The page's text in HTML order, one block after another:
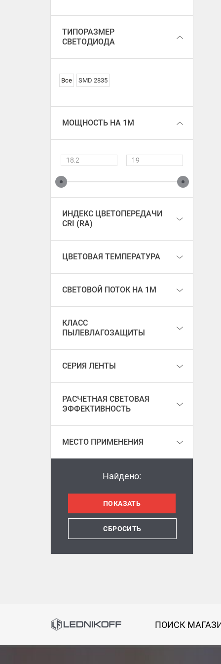
ТИПОРАЗМЕР
СВЕТОДИОДА
Все SMD 2835
МОЩНОСТЬ НА 1М
ИНДЕКС ЦВЕТОПЕРЕДАЧИ
CRI (RA)
ЦВЕТОВАЯ ТЕМПЕРАТУРА
СВЕТОВОЙ ПОТОК НА 1М
КЛАСС
ПЫЛЕВЛАГОЗАЩИТЫ
СЕРИЯ ЛЕНТЫ
РАСЧЕТНАЯ СВЕТОВАЯ
ЭФФЕКТИВНОСТЬ
МЕСТО ПРИМЕНЕНИЯ
Найдено:
СБРОСИТЬ
ПОИСК